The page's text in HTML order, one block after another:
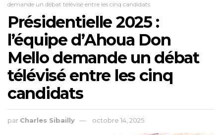
demande un débat télévisé entre les cinq candidats
Présidentielle 2025 :
l’équipe d’Ahoua Don
Mello demande un débat
télévisé entre les cinq
candidats
par Charles Sibailly octobre 14, 2025